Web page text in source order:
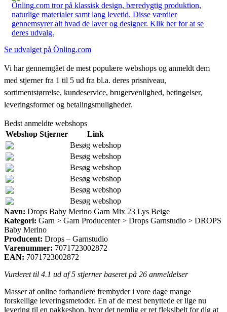
Önling.com tror på klassisk design, bæredygtig produktion,
naturlige materialer samt lang levetid. Disse værdier
gennemsyrer alt hvad de laver og designer. Klik her for at se
deres udvalg.
Se udvalget på Önling.com
Vi har gennemgået de mest populære webshops og anmeldt dem
med stjerner fra 1 til 5 ud fra bl.a. deres prisniveau,
sortimentstørrelse, kundeservice, brugervenlighed, betingelser,
leveringsformer og betalingsmuligheder.
Bedst anmeldte webshops
Webshop Stjerner
Link
Besøg webshop
Besøg webshop
Besøg webshop
Besøg webshop
Besøg webshop
Besøg webshop
Navn: Drops Baby Merino Garn Mix 23 Lys Beige
Kategori: Garn > Garn Producenter > Drops Garnstudio > DROPS
Baby Merino
Producent: Drops – Garnstudio
Varenummer: 7071723002872
EAN: 7071723002872
Vurderet til 4.1 ud af 5 stjerner baseret på 26 anmeldelser
Masser af online forhandlere frembyder i vore dage mange
forskellige leveringsmetoder. En af de mest benyttede er lige nu
levering til en pakkeshop, hvor det nemlig er ret fleksibelt for dig at